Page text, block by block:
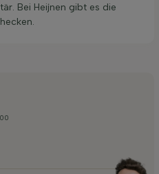
Bei Heijnen gibt es die